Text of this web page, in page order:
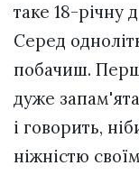
таке 18-річну
Серед
побачиш.
дуже
і говорить,
ніжністю